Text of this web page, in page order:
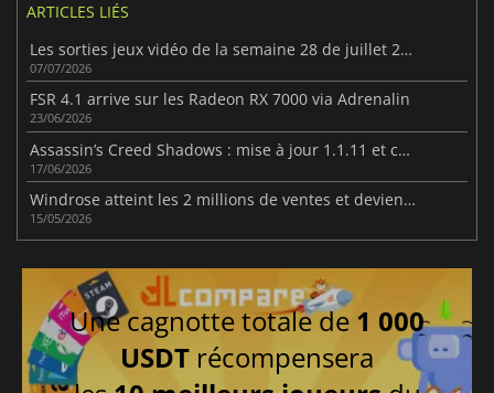
ARTICLES LIÉS
Les sorties jeux vidéo de la semaine 28 de juillet 2026
07/07/2026
FSR 4.1 arrive sur les Radeon RX 7000 via Adrenalin
23/06/2026
Assassin’s Creed Shadows : mise à jour 1.1.11 et contenu massif ajouté
17/06/2026
Windrose atteint les 2 millions de ventes et devient le hit pirate de 2026
15/05/2026
Une cagnotte totale de 1 000
USDT récompensera